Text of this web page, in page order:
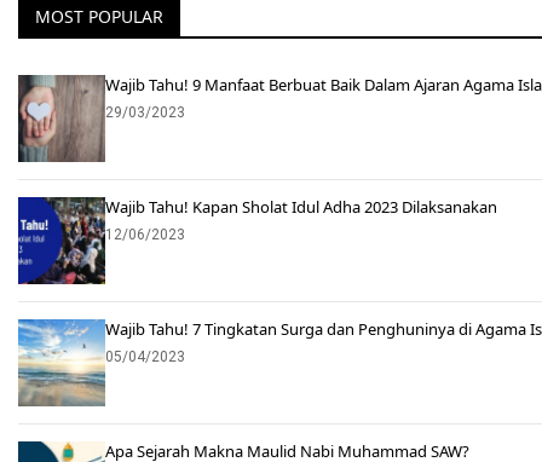
MOST POPULAR
Wajib Tahu! 9 Manfaat Berbuat Baik Dalam Ajaran Agama
29/03/2023
Wajib Tahu! Kapan Sholat Idul Adha 2023 Dilaksanakan
12/06/2023
Wajib Tahu! 7 Tingkatan Surga dan Penghuninya di Agama
05/04/2023
Apa Sejarah Makna Maulid Nabi Muhammad SAW?